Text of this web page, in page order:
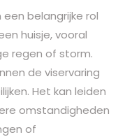
belangrijke rol
huisje, vooral
regen of storm.
de viservaring
Het kan leiden
omstandigheden
of